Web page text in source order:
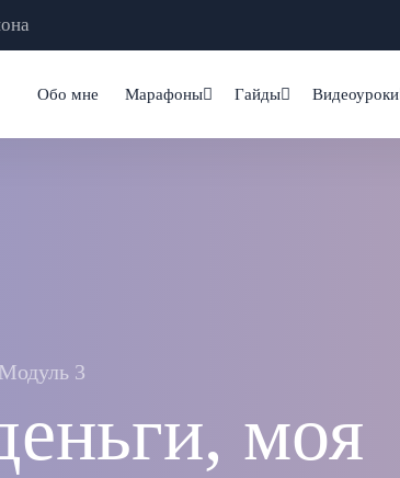
Обо мне Марафоны Гайды Видеоуроки
Модуль 3
моя